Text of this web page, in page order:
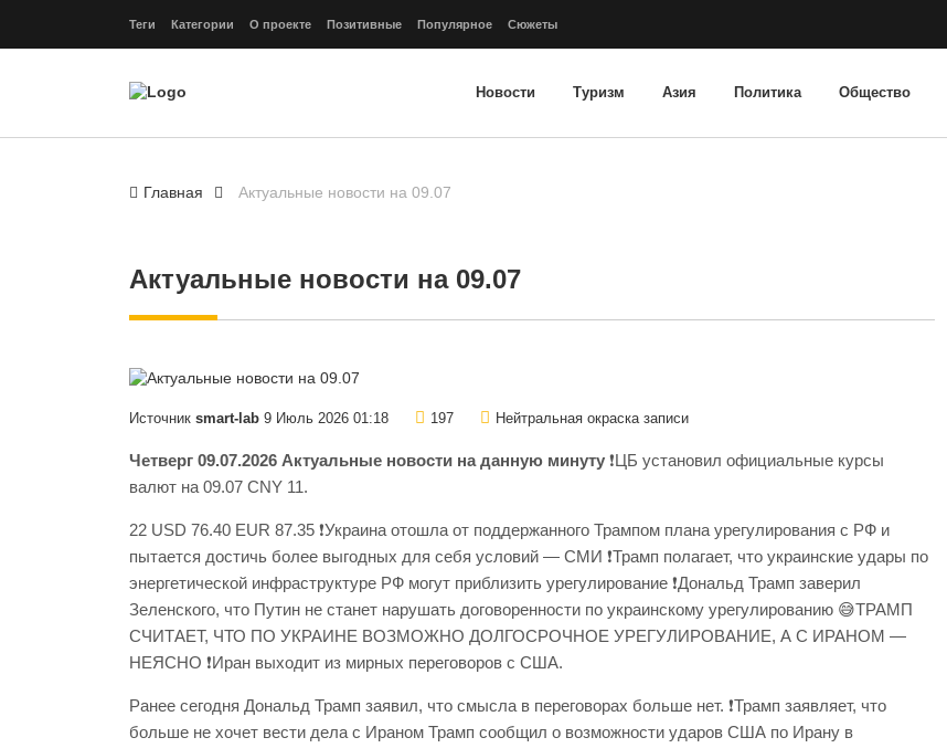
Теги Категории О проекте Позитивные Популярное Сюжеты
Новости Туризм Азия Политика Общество
Главная Актуальные новости на 09.07
Актуальные новости на 09.07
Источник smart-lab 9 Июль 2026 01:18 197 Нейтральная окраска записи
Четверг 09.07.2026 Актуальные новости на данную минуту ❗️ЦБ установил официальные курсы
валют на 09.07 CNY 11.
22 USD 76.40 EUR 87.35 ❗️Украина отошла от поддержанного Трампом плана урегулирования с РФ и
пытается достичь более выгодных для себя условий — СМИ ❗️Трамп полагает, что украинские удары по
энергетической инфраструктуре РФ могут приблизить урегулирование ❗️Дональд Трамп заверил
Зеленского, что Путин не станет нарушать договоренности по украинскому урегулированию 😅ТРАМП
СЧИТАЕТ, ЧТО ПО УКРАИНЕ ВОЗМОЖНО ДОЛГОСРОЧНОЕ УРЕГУЛИРОВАНИЕ, А С ИРАНОМ —
НЕЯСНО ❗️Иран выходит из мирных переговоров с США.
Ранее сегодня Дональд Трамп заявил, что смысла в переговорах больше нет. ❗️Трамп заявляет, что
больше не хочет вести дела с Ираном Трамп сообщил о возможности ударов США по Ирану в